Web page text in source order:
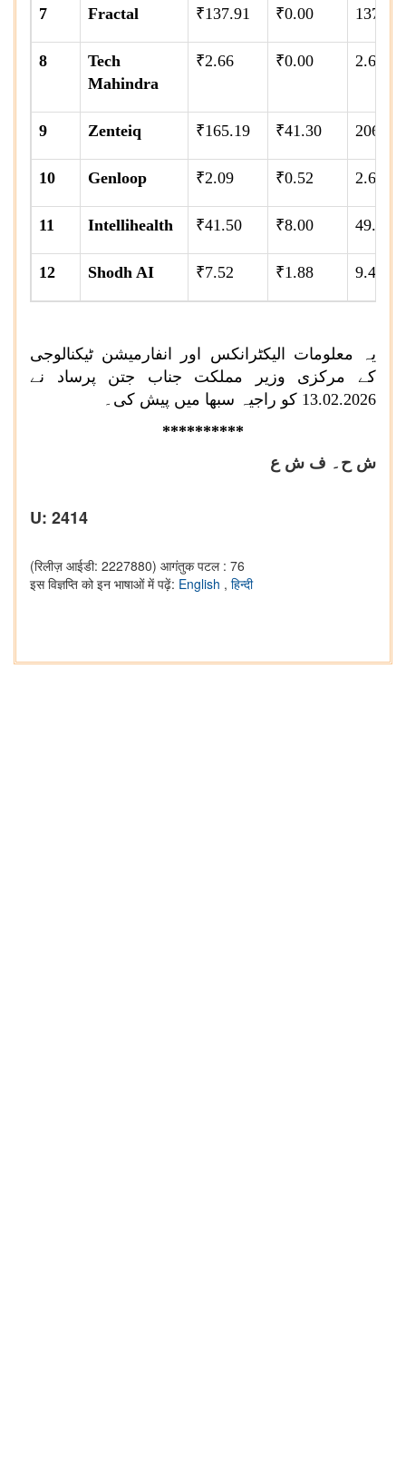
7 Fractal ₹137.91 ₹0.00 137.91
8
Tech
Mahindra
₹2.66 ₹0.00 2.66
9 Zenteiq ₹165.19 ₹41.30 206.49
10 Genloop ₹2.09 ₹0.52 2.61
11 Intellihealth ₹41.50 ₹8.00 49.50
12 Shodh AI ₹7.52 ₹1.88 9.40
یہ معلومات الیکٹرانکس اور انفارمیشن ٹیکنالوجی
کے مرکزی وزیر مملکت جناب جتن پرساد نے
13.02.2026 کو راجیہ سبھا میں پیش کی۔
**
********
ش ح۔ ف ش ع
U: 2414
(रिलीज़ आईडी: 2227880) आगंतुक पटल : 76
इस विज्ञप्ति को इन भाषाओं में पढ़ें: English , हिन्दी